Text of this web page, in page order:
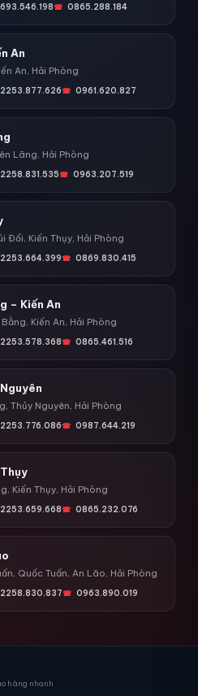
0865.288.184
An
An, Hải Phòng
0961.620.827
Lãng, Hải Phòng
0963.207.519
Đối, Kiến Thụy, Hải Phòng
0869.830.415
– Kiến An
Kiến An, Hải Phòng
0865.461.516
Thủy Nguyên, Hải Phòng
0987.644.219
Kiến Thụy, Hải Phòng
0865.232.076
Quốc Tuấn, An Lão, Hải Phòng
0963.890.019
hàng nhanh